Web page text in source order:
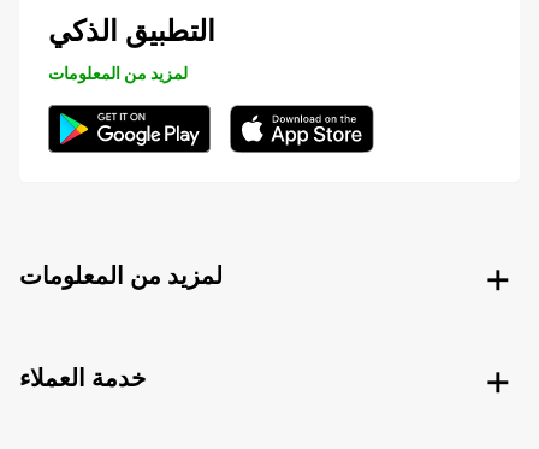
التطبيق الذكي
لمزيد من المعلومات
لمزيد من المعلومات
خدمة العملاء